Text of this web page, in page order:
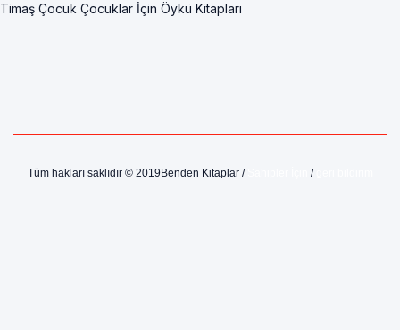
Timaş Çocuk Çocuklar İçin Öykü Kitapları
Tüm hakları saklıdır © 2019Benden Kitaplar / /